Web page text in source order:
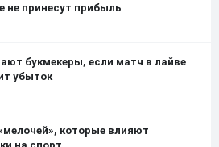
не принесут прибыль
букмекеры, если матч в лайве
убыток
которые влияют